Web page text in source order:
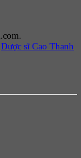
Dược sĩ Cao Thanh